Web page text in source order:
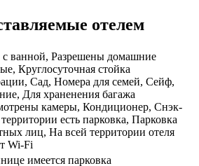
отелем
ванной, Разрешены домашние
Круглосуточная стойка
Сад, Номера для семей, Сейф,
Для храненения багажа
камеры, Кондиционер, Снэк-
есть парковка, Парковка
лиц, На всей территории отеля
Wi-Fi
имеется парковка